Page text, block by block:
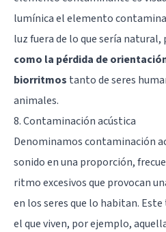
lumínica el elemento
luz fuera de lo que sería natural,
como la pérdida de
biorritmos tanto de seres
animales.
8. Contaminación acústica
Denominamos contaminación
sonido en una proporción,
ritmo excesivos que provocan
en los seres que lo habitan.
el que viven, por ejemplo,